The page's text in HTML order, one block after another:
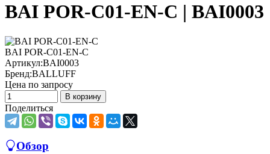
BAI POR-C01-EN-C | BAI0003
BAI POR-C01-EN-C
Артикул:BAI0003
Бренд:BALLUFF
Цена по запросу
В корзину
Поделиться
Обзор